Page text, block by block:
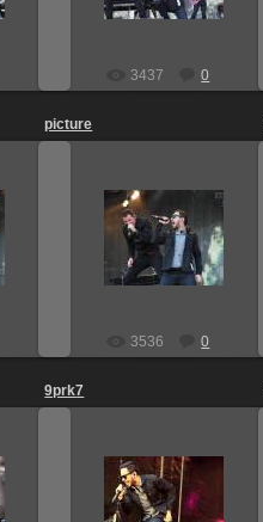
3437 0
picture
24.06.2011
Karma_Killer
3536 0
9prk7
24.06.2011